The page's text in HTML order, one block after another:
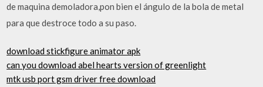
de maquina demoladora,pon bien el ángulo de la bola de metal
para que destroce todo a su paso.
download stickfigure animator apk
can you download abel hearts version of greenlight
mtk usb port gsm driver free download